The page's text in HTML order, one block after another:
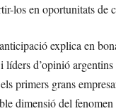
los en oportunitats de
explica en
líders d’opinió
primers grans
dimensió del